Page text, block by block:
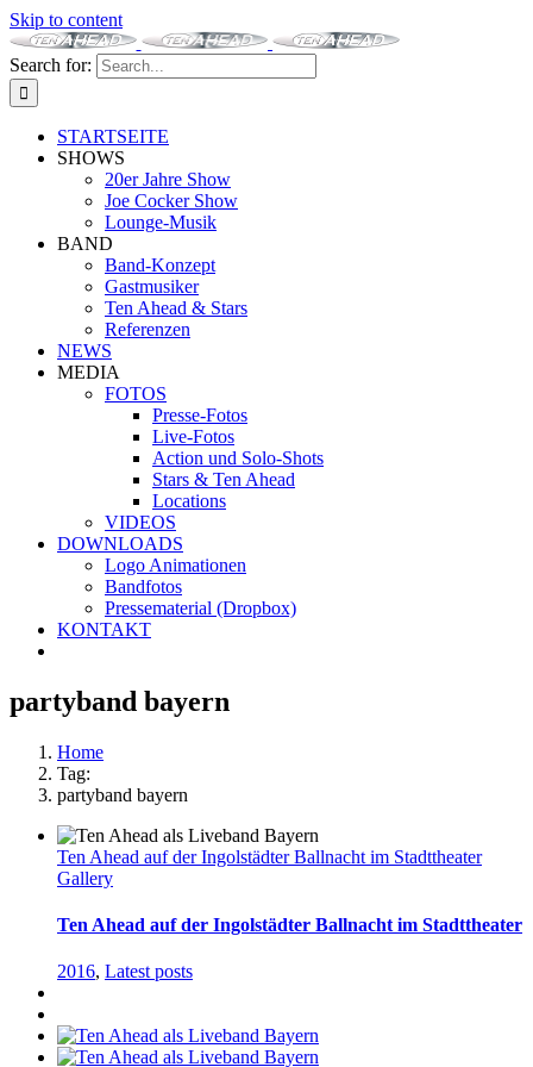
Skip to content
Search for:
STARTSEITE
SHOWS
20er Jahre Show
Joe Cocker Show
Lounge-Musik
BAND
Band-Konzept
Gastmusiker
Ten Ahead & Stars
Referenzen
NEWS
MEDIA
FOTOS
Presse-Fotos
Live-Fotos
Action und Solo-Shots
Stars & Ten Ahead
Locations
VIDEOS
DOWNLOADS
Logo Animationen
Bandfotos
Pressematerial (Dropbox)
KONTAKT
partyband bayern
Home
Tag:
partyband bayern
Ten Ahead auf der Ingolstädter Ballnacht im Stadttheater
Gallery
Ten Ahead auf der Ingolstädter Ballnacht im Stadttheater
2016, Latest posts